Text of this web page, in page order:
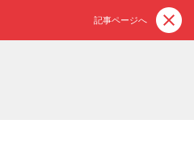
記事ページへ